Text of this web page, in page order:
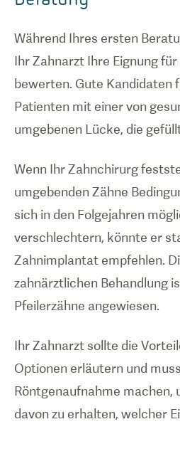
Während Ihres ersten
Ihr Zahnarzt Ihre Eignung
bewerten. Gute Kandidaten
Patienten mit einer von
umgebenen Lücke, die
Wenn Ihr Zahnchirurg
umgebenden Zähne
sich in den Folgejahren
verschlechtern, könnte er
Zahnimplantat empfehlen.
zahnärztlichen Behandlung
Pfeilerzähne angewiesen.
Ihr Zahnarzt sollte die
Optionen erläutern und
Röntgenaufnahme machen,
davon zu erhalten, welcher